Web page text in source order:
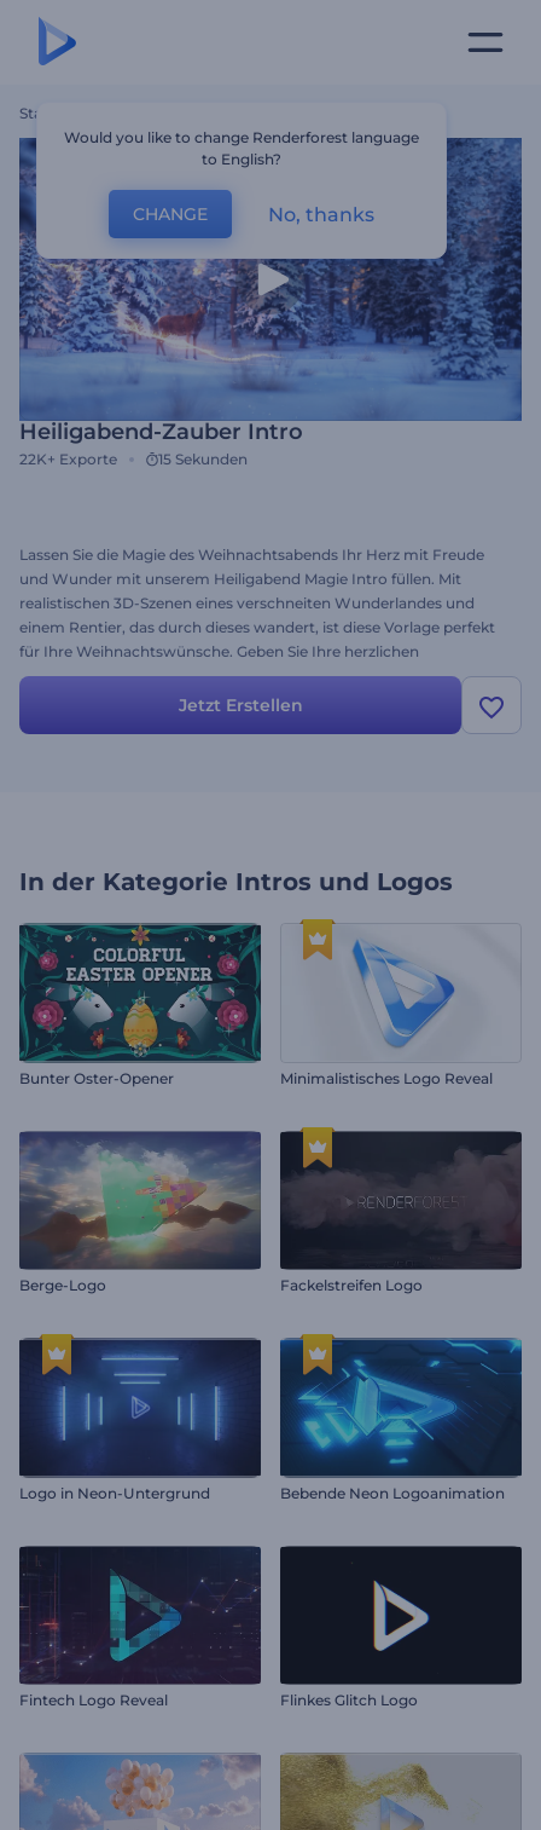
Startseite
Heiligabend-Zauber Intro
22K+ Exporte 15 Sekunden
Lassen Sie die Magie des Weihnachtsabends Ihr Herz mit Freude
und Wunder mit unserem Heiligabend Magie Intro füllen. Mit
realistischen 3D-Szenen eines verschneiten Wunderlandes und
einem Rentier, das durch dieses wandert, ist diese Vorlage perfekt
für Ihre Weihnachtswünsche. Geben Sie Ihre herzlichen
Botschaften ein, laden Sie Ihr Logo hoch, und wählen Sie eine
thematische Hintergrundmusik, die zur Atmosphäre passt. Sei es
für geschäftliche Glückwünsche oder persönliche Wünsche, dieses
Jetzt Erstellen
In der Kategorie Intros und Logos
Bunter Oster-Opener Minimalistisches Logo Reveal
Berge-Logo Fackelstreifen Logo
Logo in Neon-Untergrund Bebende Neon Logoanimation
Fintech Logo Reveal Flinkes Glitch Logo
Would you like to change Renderforest language
to English?
CHANGE No, thanks